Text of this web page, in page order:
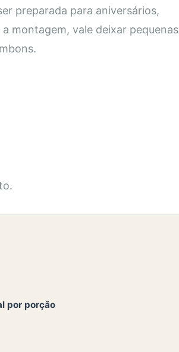
preparada para aniversários,
montagem, vale deixar pequenas
por porção